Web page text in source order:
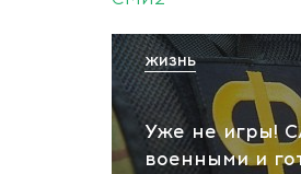
Уже не игры!
военными и
ЖИЗНЬ